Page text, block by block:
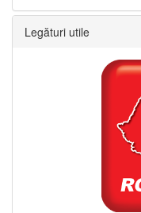
Legături utile